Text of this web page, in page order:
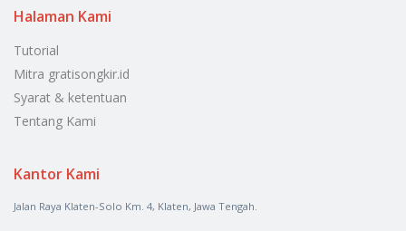
Halaman Kami
Tutorial
Mitra gratisongkir.id
Syarat & ketentuan
Tentang Kami
Kantor Kami
Jalan Raya Klaten-Solo Km. 4, Klaten, Jawa Tengah.